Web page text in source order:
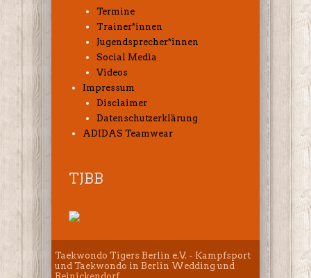
Termine
Trainer*innen
Jugendsprecher*innen
Social Media
Videos
Impressum
Disclaimer
Datenschutzerklärung
ADIDAS Teamwear
TJBB
Taekwondo Tigers Berlin e.V. - Kampfsport
und Taekwondo in Berlin Wedding und